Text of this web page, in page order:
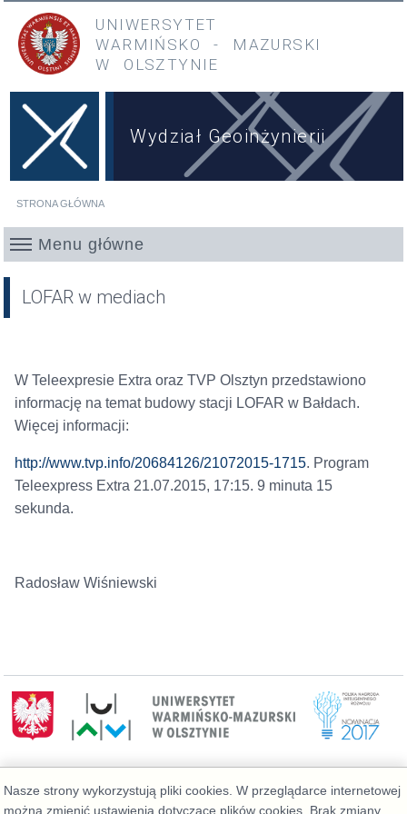
Przejdź do treści
Przejdź do menu głównego
UNIWERSYTET
WARMIŃSKO
- MAZURSKI
W OLSZTYNIE
Wydział Geoinżynierii
STRONA GŁÓWNA
Menu główne
LOFAR w mediach
W Teleexpresie Extra oraz TVP Olsztyn przedstawiono
informację na temat budowy stacji LOFAR w Bałdach.
Więcej informacji:
http://www.tvp.info/20684126/21072015-1715. Program
Teleexpress Extra 21.07.2015, 17:15. 9 minuta 15
sekunda.
Radosław Wiśniewski
Telefon: 89 523 39 77, Administrator:
Nasze strony wykorzystują pliki cookies. W przeglądarce internetowej
można zmienić ustawienia dotyczące plików cookies. Brak zmiany